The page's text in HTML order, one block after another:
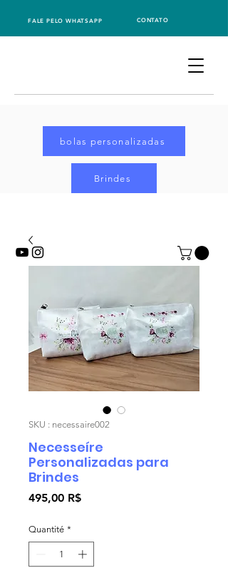
FALE PELO WHATSAPP CONTATO
bolas personalizadas
Brindes
SKU : necessaire002
Necesseíre
Personalizadas para
Brindes
495,00 R$Prix
Quantité *